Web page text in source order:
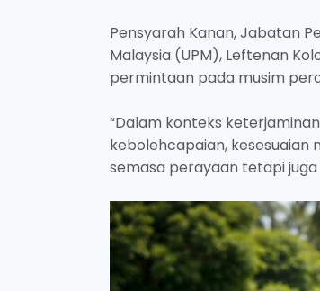
Pensyarah Kanan, Jabatan
Malaysia (UPM), Leftenan
permintaan pada musim
“Dalam konteks
kebolehcapaian, kesesuaian
semasa perayaan tetapi